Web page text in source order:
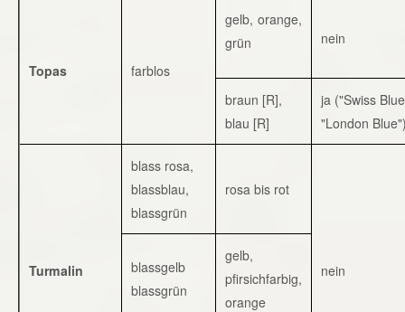
Topas farblos
gelb, orange,
grün
nein
braun [R],
blau [R]
ja ("Swiss
"London
Turmalin
blass rosa,
blassblau,
blassgrün
rosa bis rot
nein
blassgelb
blassgrün
gelb,
pfirsichfarbig,
orange